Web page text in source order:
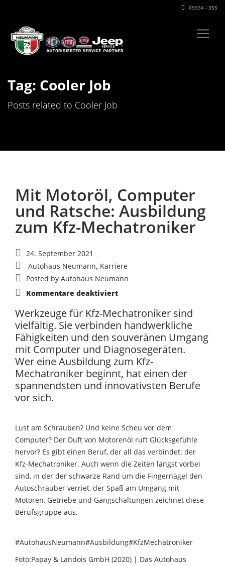
09334 - 355
Tag: Cooler Job
Posts related to Cooler Job
Mit Motoröl, Computer
und Ratsche: Ausbildung
zum Kfz-Mechatroniker
24. September 2021
Autohaus Neumann, Karriere
Posted by Autohaus Neumann
Kommentare deaktiviertfür
Mit
Computer
und
Ratsche:
Ausbildung
zum
Kfz-
Mechatroniker
Werkzeuge für Kfz-Mechatroniker sind
vielfältig. Sie verbinden handwerkliche
Fähigkeiten und den souveränen Umgang
mit Computer und Diagnosegeräten.
Wer eine Ausbildung zum Kfz-
Mechatroniker beginnt, hat einen der
spannendsten und innovativsten Berufe
vor sich.
Lust am Schrauben? Und keine Scheu vor dem
Computer? Der Duft von Motorenöl ruft Glücksgefühle
hervor? Es gibt einen Beruf, der all das verbindet: der
Kfz-Mechatroniker. Auch wenn die Zeiten längst vorbei
sind, in der der schwarze Rand um die Fingernägel den
Autoschrauber verriet, der Spaß am Umgang mit
Motoren, Getriebe und Gangschaltungen zeichnet diese
Berufsgruppe aus.
#AutohausNeumann#Ausbildung#KfzMechatroniker
Foto:Papay & Landois GmbH (2020) | Das Autohaus